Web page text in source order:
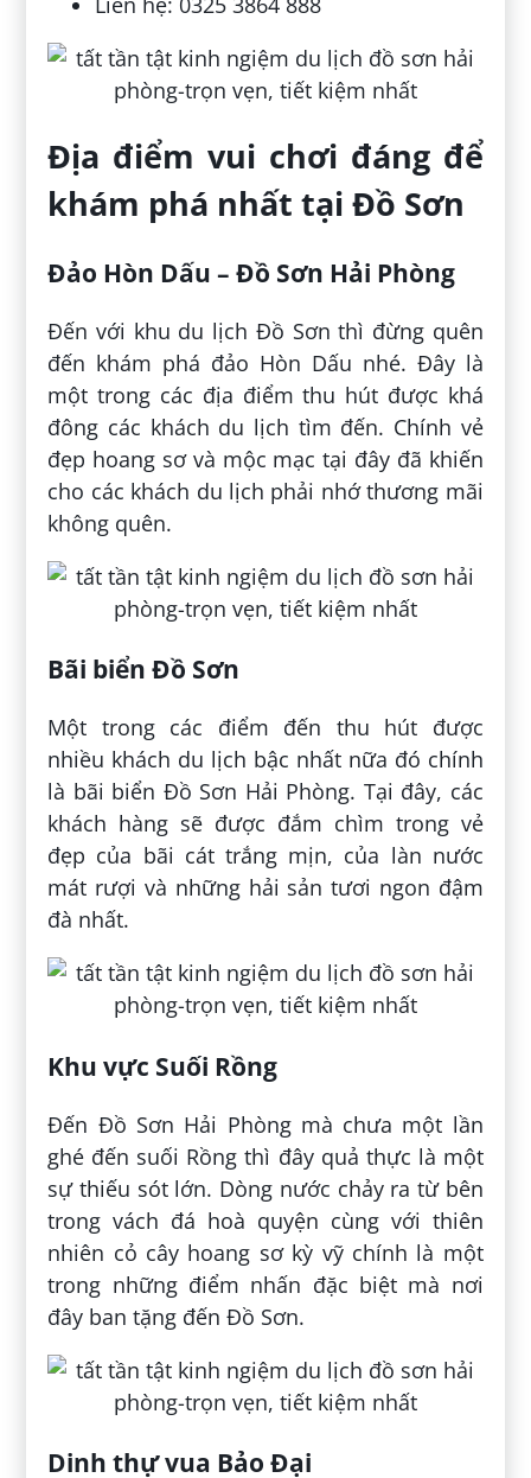
Địa điểm vui chơi đáng để
khám phá nhất tại Đồ Sơn
Đảo Hòn Dấu – Đồ Sơn Hải Phòng
Đến với khu du lịch Đồ Sơn thì đừng quên
đến khám phá đảo Hòn Dấu nhé. Đây là
một trong các địa điểm thu hút được khá
đông các khách du lịch tìm đến. Chính vẻ
đẹp hoang sơ và mộc mạc tại đây đã khiến
cho các khách du lịch phải nhớ thương mãi
không quên.
Bãi biển Đồ Sơn
Một trong các điểm đến thu hút được
nhiều khách du lịch bậc nhất nữa đó chính
là bãi biển Đồ Sơn Hải Phòng. Tại đây, các
khách hàng sẽ được đắm chìm trong vẻ
đẹp của bãi cát trắng mịn, của làn nước
mát rượi và những hải sản tươi ngon đậm
đà nhất.
Khu vực Suối Rồng
Đến Đồ Sơn Hải Phòng mà chưa một lần
ghé đến suối Rồng thì đây quả thực là một
sự thiếu sót lớn. Dòng nước chảy ra từ bên
trong vách đá hoà quyện cùng với thiên
nhiên cỏ cây hoang sơ kỳ vỹ chính là một
trong những điểm nhấn đặc biệt mà nơi
đây ban tặng đến Đồ Sơn.
Dinh thự vua Bảo Đại